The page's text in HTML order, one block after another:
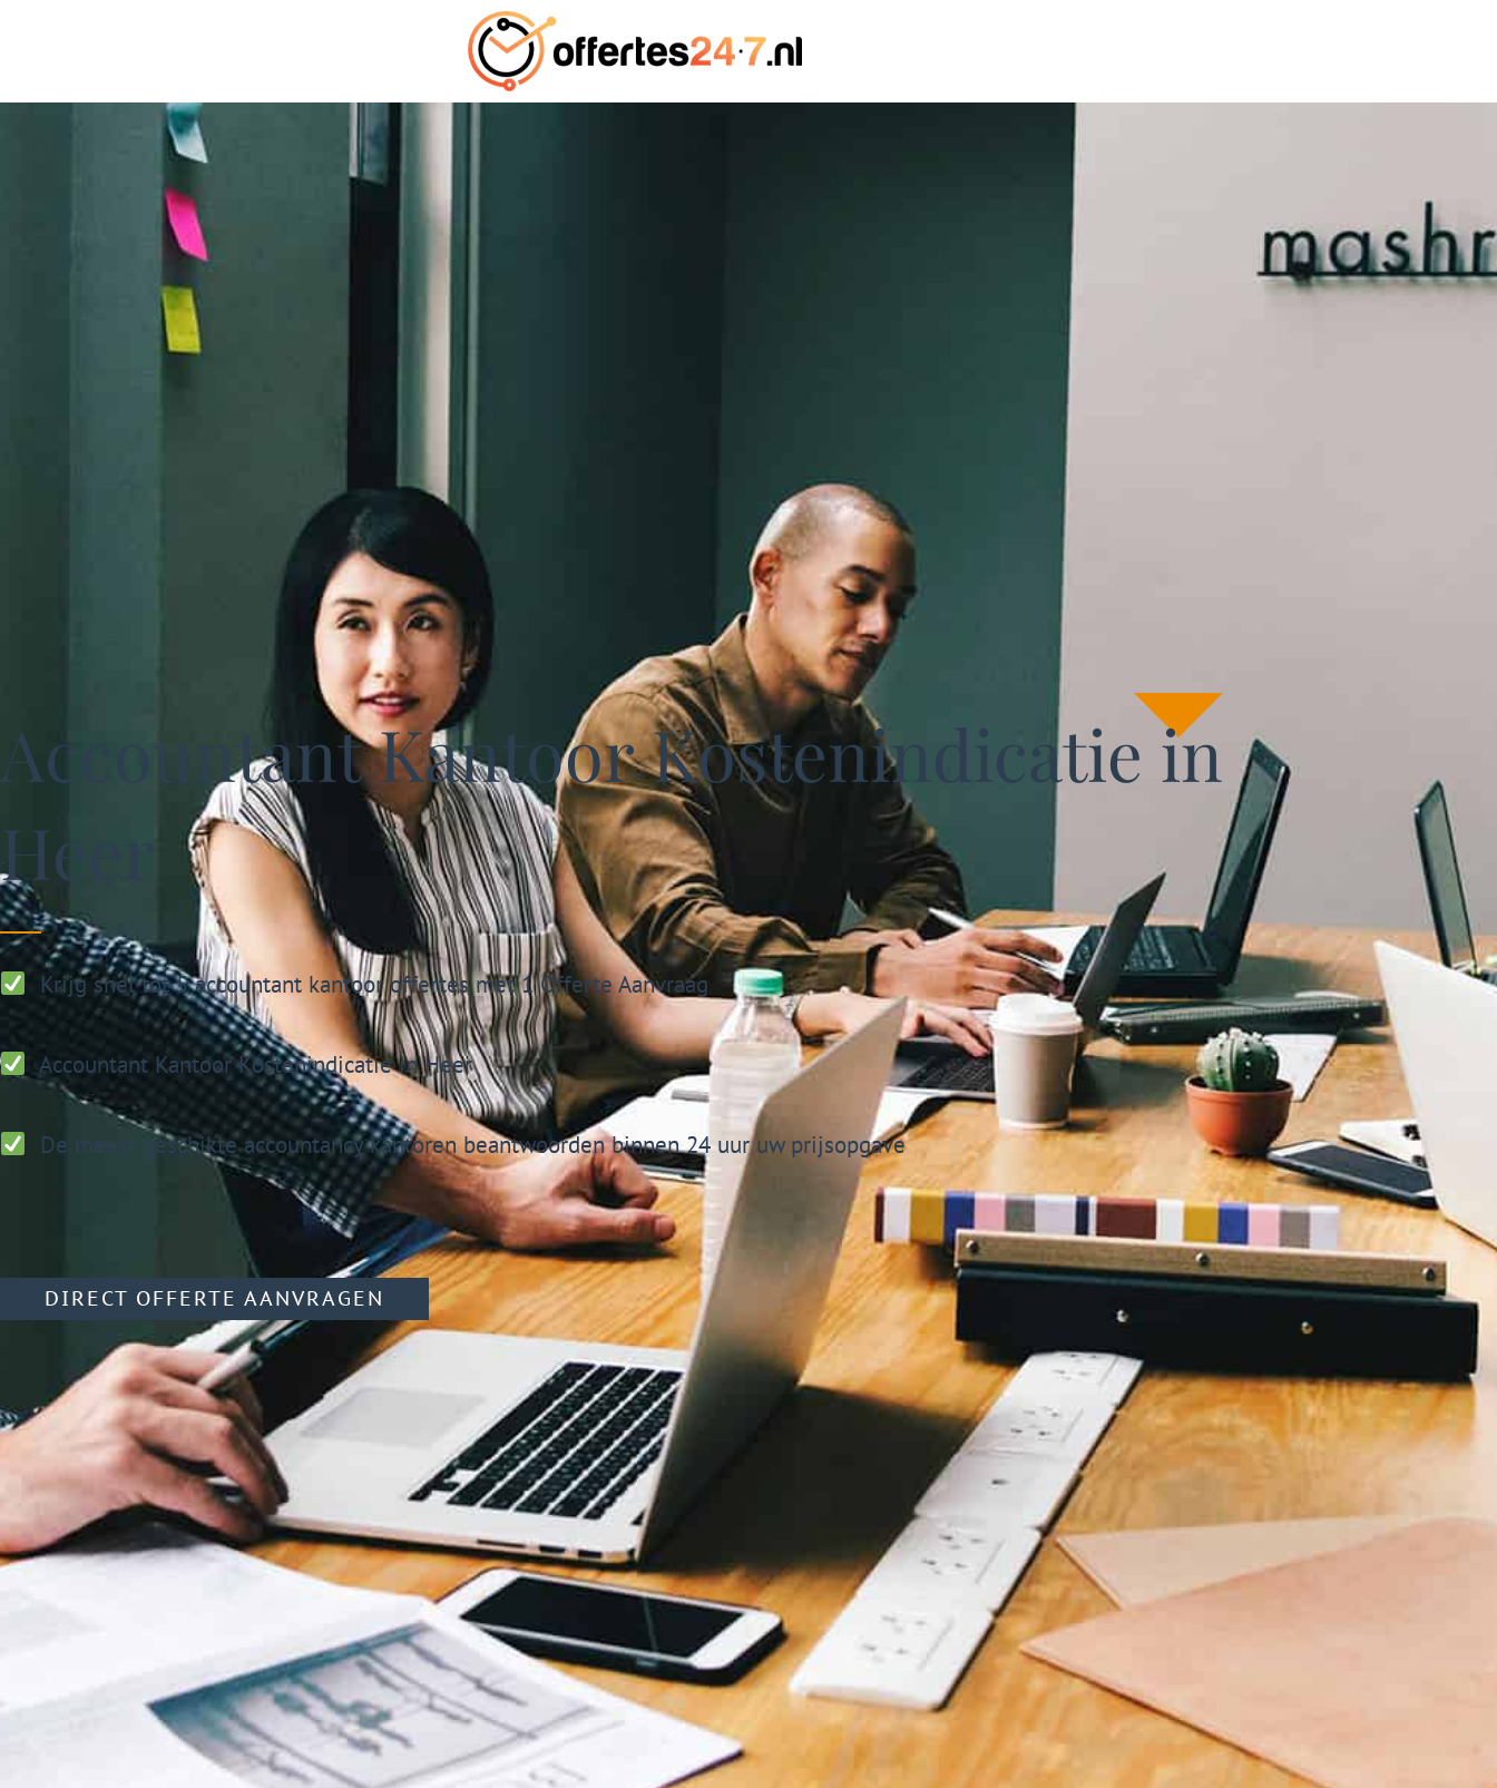
Accountant Kantoor Kostenindicatie in
Heer
Krijg snel tot 5 accountant kantoor offertes met 1 Offerte Aanvraag
Accountant KantoorKostenindicatie in Heer
De meest geschikte accountancy kantoren beantwoorden binnen 24 uur uw prijsopgave
DIRECT OFFERTE AANVRAGEN